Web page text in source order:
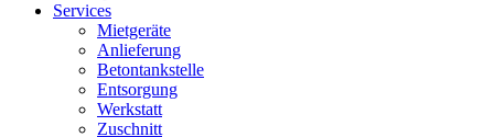
Services
Mietgeräte
Anlieferung
Betontankstelle
Entsorgung
Werkstatt
Zuschnitt